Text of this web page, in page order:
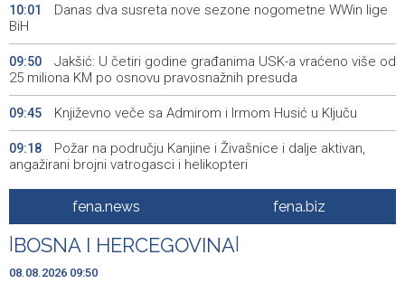
10:01
Danas dva susreta nove sezone nogometne WWin lige
BiH
09:50
Jakšić: U četiri godine građanima USK-a vraćeno više od
25 miliona KM po osnovu pravosnažnih presuda
09:45 Književno veče sa Admirom i Irmom Husić u Ključu
09:18
Požar na području Kanjine i Živašnice i dalje aktivan,
angažirani brojni vatrogasci i helikopteri
Erdogan: Sporazum iz Meke nije usmjeren ni protiv
jedne države, otvoren je i za prijateljske zemlje
08:51
Američki sud blokirao Trumpov plan izgradnje plesne
dvorane u Bijeloj kući
fena.news fena.biz
BOSNA I HERCEGOVINA
08.08.2026 09:50